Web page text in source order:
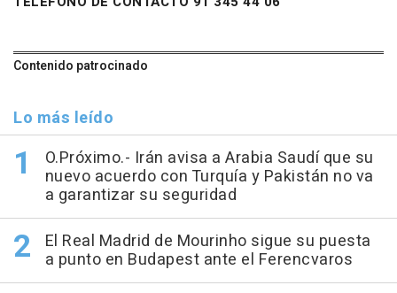
Contenido patrocinado
Lo más leído
O.Próximo.- Irán avisa a Arabia Saudí que su
nuevo acuerdo con Turquía y Pakistán no va
a garantizar su seguridad
El Real Madrid de Mourinho sigue su puesta
a punto en Budapest ante el Ferencvaros